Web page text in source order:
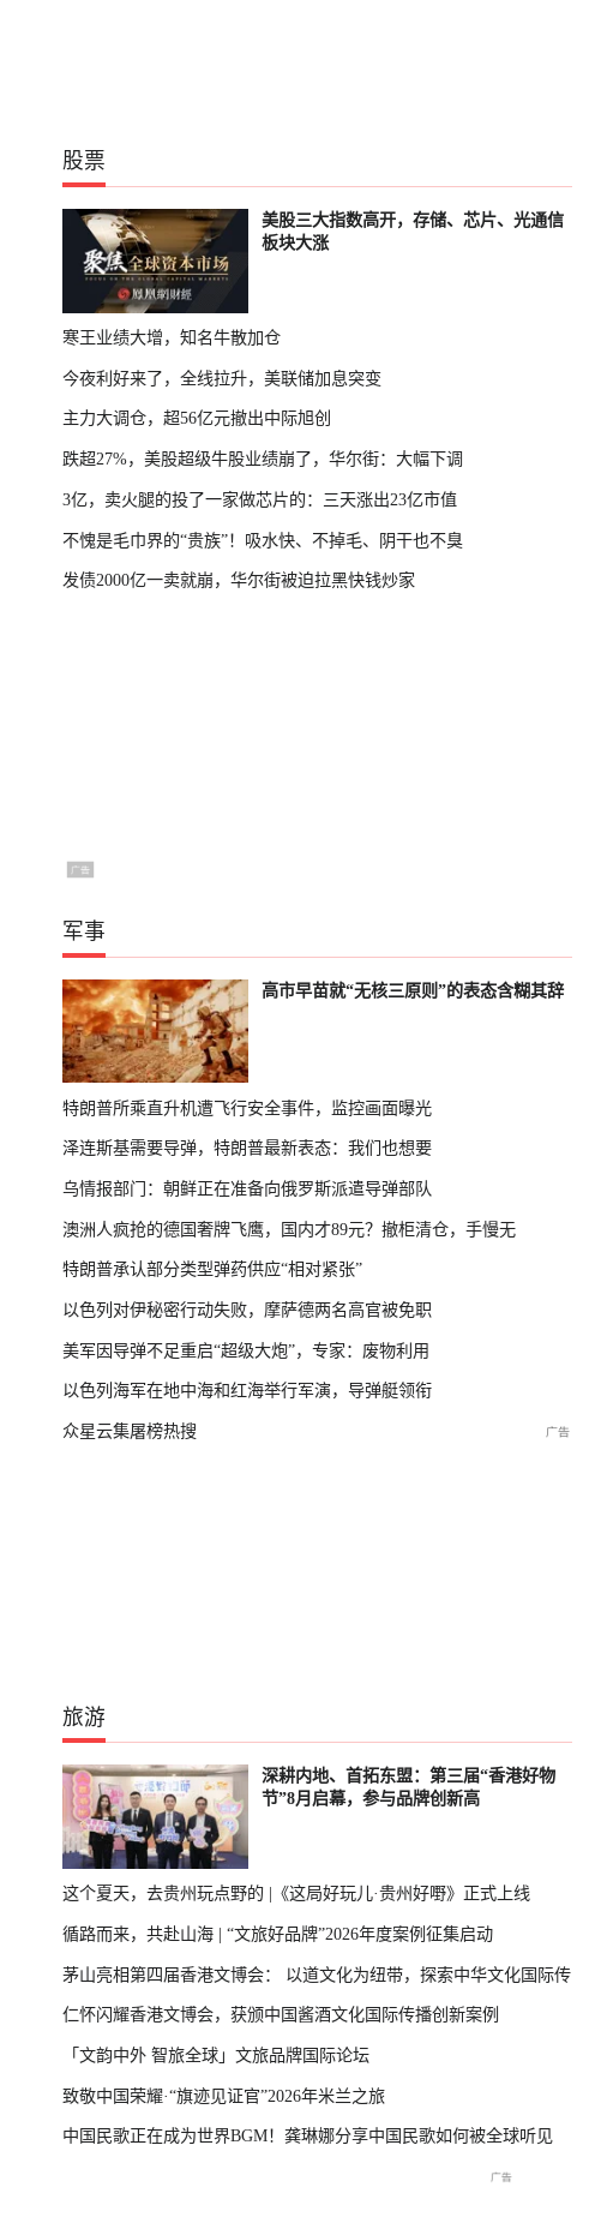
股票
美股三大指数高开，存储、芯片、光通信
板块大涨
寒王业绩大增，知名牛散加仓
今夜利好来了，全线拉升，美联储加息突变
主力大调仓，超56亿元撤出中际旭创
跌超27%，美股超级牛股业绩崩了，华尔街：大幅下调
3亿，卖火腿的投了一家做芯片的：三天涨出23亿市值
不愧是毛巾界的“贵族”！吸水快、不掉毛、阴干也不臭
发债2000亿一卖就崩，华尔街被迫拉黑快钱炒家
军事
高市早苗就“无核三原则”的表态含糊其辞
特朗普所乘直升机遭飞行安全事件，监控画面曝光
泽连斯基需要导弹，特朗普最新表态：我们也想要
乌情报部门：朝鲜正在准备向俄罗斯派遣导弹部队
澳洲人疯抢的德国奢牌飞鹰，国内才89元？撤柜清仓，手慢无
特朗普承认部分类型弹药供应“相对紧张”
以色列对伊秘密行动失败，摩萨德两名高官被免职
美军因导弹不足重启“超级大炮”，专家：废物利用
以色列海军在地中海和红海举行军演，导弹艇领衔
众星云集屠榜热搜
旅游
深耕内地、首拓东盟：第三届“香港好物
节”8月启幕，参与品牌创新高
这个夏天，去贵州玩点野的 |《这局好玩儿·贵州好嘢》正式上线
循路而来，共赴山海 | “文旅好品牌”2026年度案例征集启动
茅山亮相第四届香港文博会： 以道文化为纽带，探索中华文化国际传
播新表达
仁怀闪耀香港文博会，获颁中国酱酒文化国际传播创新案例
「文韵中外 智旅全球」文旅品牌国际论坛
致敬中国荣耀·“旗迹见证官”2026年米兰之旅
中国民歌正在成为世界BGM！龚琳娜分享中国民歌如何被全球听见